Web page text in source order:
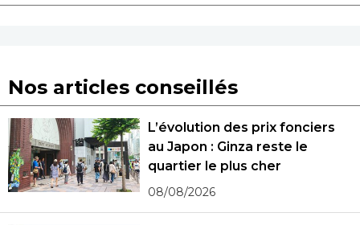
Nos articles conseillés
L’évolution des prix fonciers
au Japon : Ginza reste le
quartier le plus cher
08/08/2026